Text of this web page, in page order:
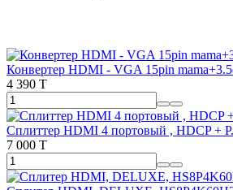
Конвертер HDMI - VGA 15pin
4 390 T
Сплиттер HDMI 4 портовый , HDCP +
7 000 T